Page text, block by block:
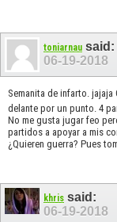
toniarnau said:
06-19-2018
Semanita de infarto.
delante por un punto. 4
No me gusta jugar feo
partidos a apoyar a mis
¿Quieren guerra? Pues
khris said:
06-19-2018